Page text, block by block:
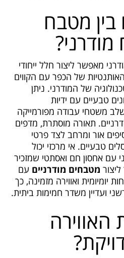
מטבח
מאפשר ליצור חלל ייחודי
של הכפר עם הקווים
של המודרני. ניתן
טבעיים עם ידיות
משטחי עבודה מפורמייקה
תאורה מוסתרת, מדפים
אור ומרחב לצד פרטי
טבעיים. אי מרכזי יכול
עם אחסון חם ואסתטי שמזכיר
מטבחים מודרניים עם
יומיומית ואווירה מזמינה, כך
ועדיין משדר חמימות ביתית.
האווירה